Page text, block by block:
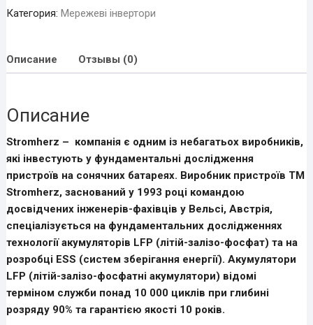
Stromherz
UA
Категория: Мережеві інвертори
Описание Отзывы (0)
Описание
Stromherz – компанія є одним із небагатьох виробників,
які інвестують у фундаментальні дослідження
пристроїв на сонячних батареях. Виробник пристроїв TM
Stromherz, заснований у 1993 році командою
досвідчених інженерів-фахівців у Вельсі, Австрія,
спеціалізується на фундаментальних дослідженнях
технології акумуляторів LFP (літій-залізо-фосфат) та на
розробці ESS (систем зберігання енергії). Акумулятори
LFP (літій-залізо-фосфатні акумулятори) відомі
терміном служби понад 10 000 циклів при глибині
розряду 90% та гарантією якості 10 років.